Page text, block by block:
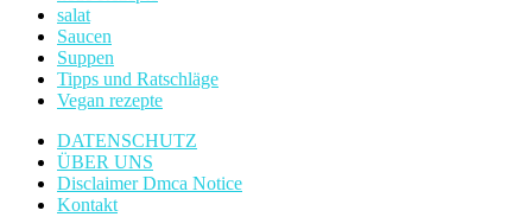
salat
Saucen
Suppen
Tipps und Ratschläge
Vegan rezepte
DATENSCHUTZ
ÜBER UNS
Disclaimer Dmca Notice
Kontakt